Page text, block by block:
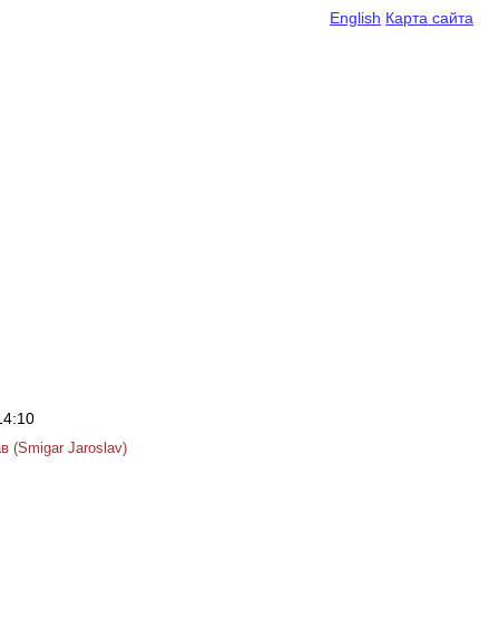
English Карта сайта
(Smigar Jaroslav)